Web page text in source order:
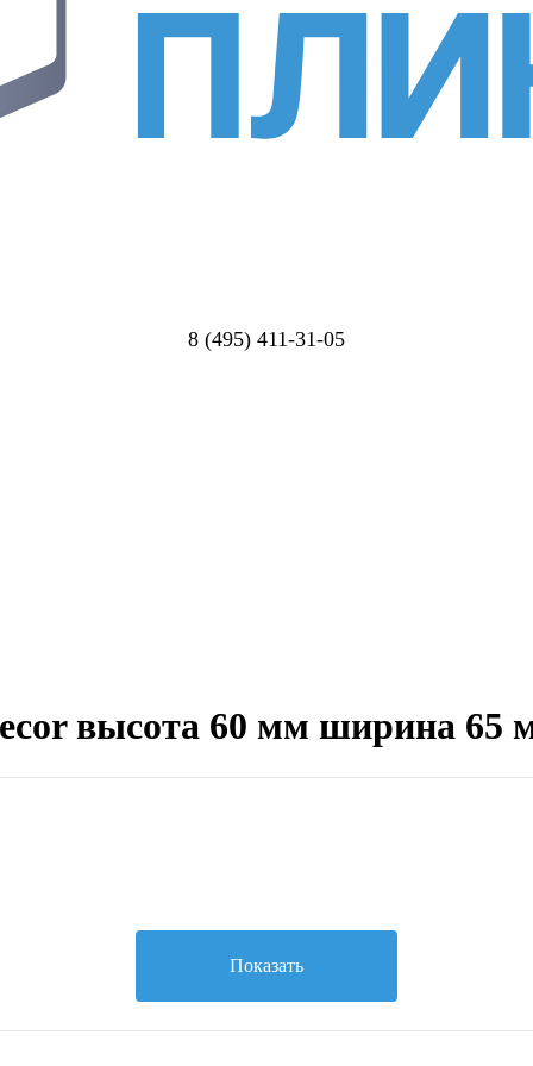
8 (495) 411-31-05
высота 60 мм ширина 65
Показать